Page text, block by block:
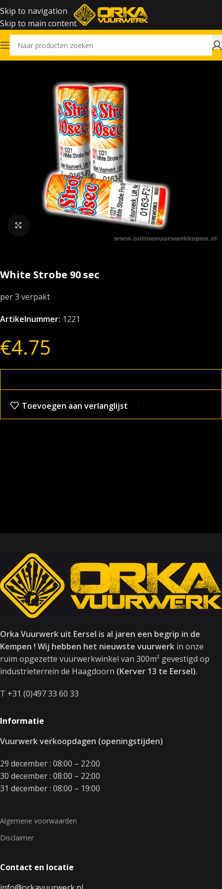
Skip to navigation
Skip to main content
Home Vuurwerk
White Strobe 90 sec
per 3 verpakt
Artikelnummer: 1221
€4.75
Toevoegen aan verlanglijst
Orka Vuurwerk uit Eersel is al jaren een begrip in de
Kempen ! Wij hebben het nieuwste vuurwerk in onze
ruim opgezette vuurwerkwinkel van 300m² gevestigd op
industrieterrein de Haagdoorn (Kerver 13 te Eersel).
T +31 (0)497 33 60 33
Informatie
Vuurwerk verkoopdagen (openingstijden)
29 december : 08:00 – 22:00
30 december : 08:00 – 22:00
31 december : 08:00 – 19:00
Algemene voorwaarden
Disclaimer
Contact en locatie